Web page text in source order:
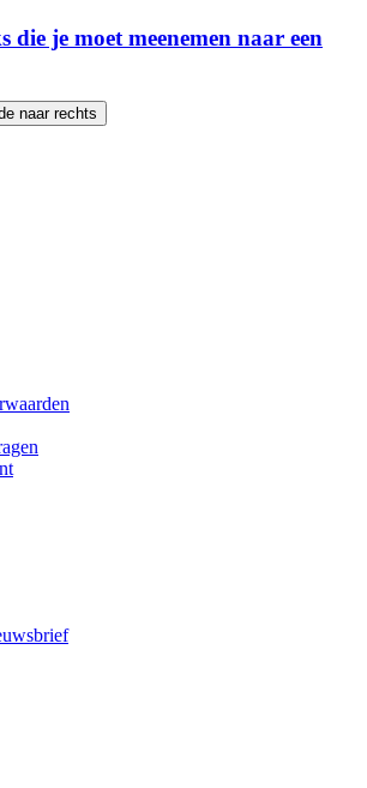
die je moet meenemen naar een
naar rechts